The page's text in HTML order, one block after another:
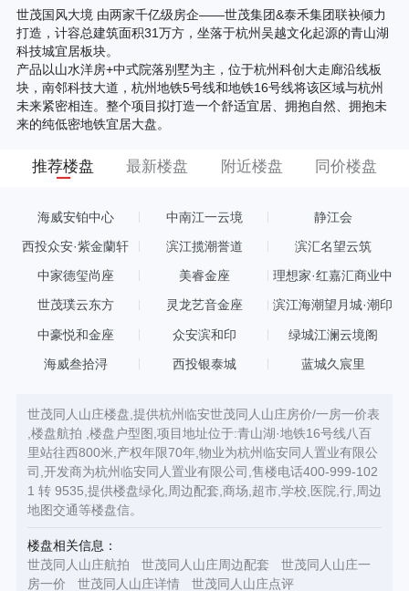
世茂国风大境 由两家千亿级房企——世茂集团&泰禾集团联袂倾力
打造，计容总建筑面积31万方，坐落于杭州吴越文化起源的青山湖
科技城宜居板块。
产品以山水洋房+中式院落别墅为主，位于杭州科创大走廊沿线板
块，南邻科技大道，杭州地铁5号线和地铁16号线将该区域与杭州
未来紧密相连。整个项目拟打造一个舒适宜居、拥抱自然、拥抱未
来的纯低密地铁宜居大盘。
推荐楼盘 最新楼盘 附近楼盘 同价楼盘
海威安铂中心 中南江一云境 静江会
西投众安·紫金蘭轩 滨江揽潮誉道 滨汇名望云筑
中家德玺尚座 美睿金座
理想家·红嘉汇商业中
世茂璞云东方 灵龙艺音金座 滨江海潮望月城·潮印
中豪悦和金座 众安滨和印 绿城江澜云境阁
海威叁拾浔 西投银泰城 蓝城久宸里
世茂同人山庄楼盘,提供杭州临安世茂同人山庄房价/一房一价表
,楼盘航拍 ,楼盘户型图,项目地址位于:青山湖·地铁16号线八百
里站往西800米,产权年限70年,物业为杭州临安同人置业有限公
司,开发商为杭州临安同人置业有限公司,售楼电话400-999-102
1 转 9535,提供楼盘绿化,周边配套,商场,超市,学校,医院,行,周边
地图交通等楼盘信。
楼盘相关信息：
世茂同人山庄航拍
世茂同人山庄周边配套
世茂同人山庄一
房一价
世茂同人山庄详情 世茂同人山庄点评